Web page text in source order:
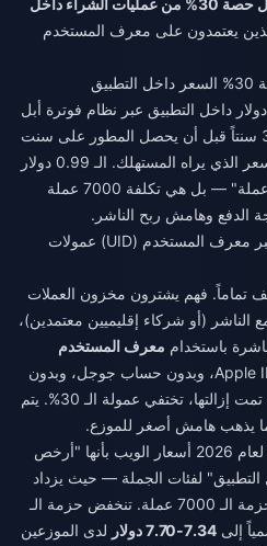
تأخذ أبل وجوجل حصة 30% من عمليات الشراء داخل
الذين يعتمدون على معرف المستخدم
تمر كل عملية شراء بقيمة 0.99 دولار داخل التطبيق عبر نظام فوترة أبل
أو جوجل، والذي يخصم حوالي 30 سنتاً قبل أن يحصل المطور على سنت
واحد. هذه الرسوم مدمجة في السعر الذي يراه المستهلك. الـ 0.99 دولار
الدفع وهامش ربح الناشر.
كيف يتجاوز الشحن المباشر عبر معرف المستخدم (UID) عمولات
تماماً. فهم يشترون مخزون العملات
الناشر (أو شركاء إقليميين معتمدين)،
باستخدام معرف المستخدم
— بدون Apple ID، وبدون حساب جوجل، وبدون
متجر. ولأن طبقة متجر التطبيقات تمت إزالتها، تختفي عمولة الـ 30%. يتم
يذهب هامش أصغر للموزع.
لهذا السبب تصف أدلة BitTopup لعام 2026 أسعار الويب بأنها "أرخص
داخل التطبيق" لفئات الجملة — حيث يزداد
التوفير بشكل كبير بمجرد تجاوز حزمة الـ 7000 عملة. تنخفض حزمة الـ
7.34-7.70 دولار
لدى الموزعين